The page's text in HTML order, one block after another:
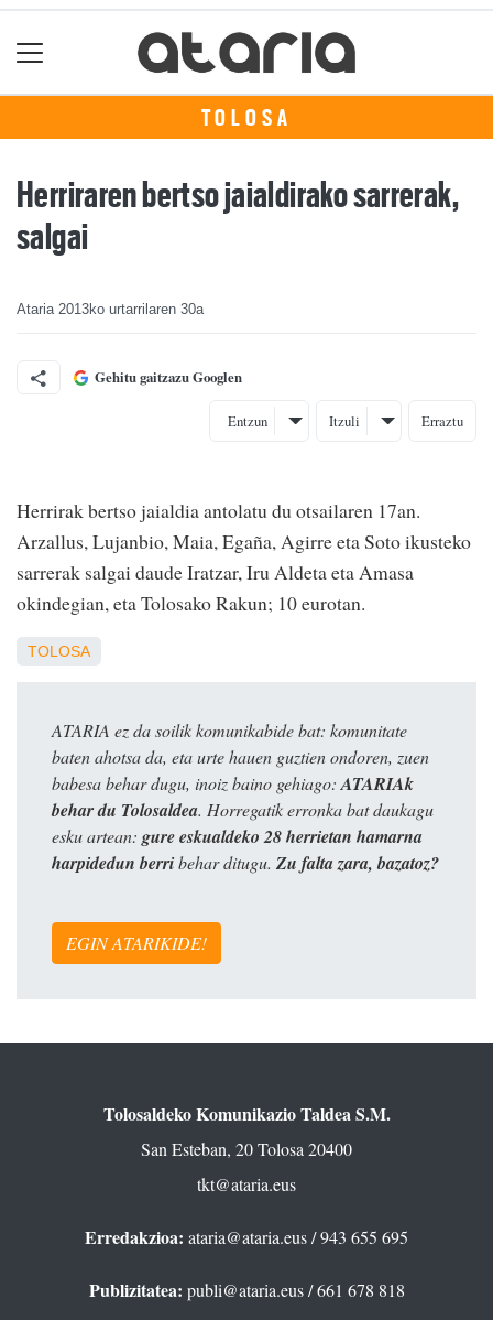
TOLOSA
Herriraren bertso jaialdirako sarrerak,
salgai
Ataria 2013ko urtarrilaren 30a
Gehitu gaitzazu Googlen
Entzun Itzuli Erraztu
Herrirak bertso jaialdia antolatu du otsailaren 17an.
Arzallus, Lujanbio, Maia, Egaña, Agirre eta Soto ikusteko
sarrerak salgai daude Iratzar, Iru Aldeta eta Amasa
okindegian, eta Tolosako Rakun; 10 eurotan.
TOLOSA
ATARIA ez da soilik komunikabide bat: komunitate
baten ahotsa da, eta urte hauen guztien ondoren, zuen
babesa behar dugu, inoiz baino gehiago: ATARIAk
behar du Tolosaldea. Horregatik erronka bat daukagu
esku artean: gure eskualdeko 28 herrietan hamarna
harpidedun berribehar ditugu. Zu falta zara, bazatoz?
EGIN ATARIKIDE!
Tolosaldeko Komunikazio Taldea S.M.
San Esteban, 20 Tolosa 20400
tkt@ataria.eus
Erredakzioa: ataria@ataria.eus/ 943 655 695
Publizitatea: publi@ataria.eus/ 661 678 818